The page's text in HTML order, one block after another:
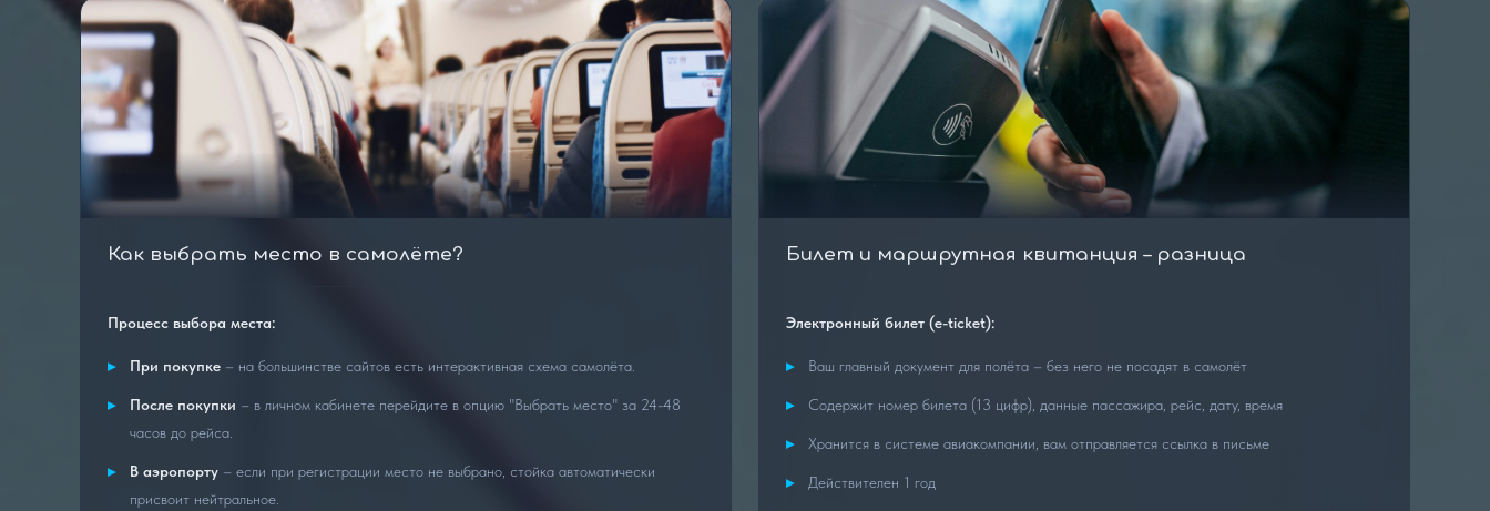
Как выбрать место в самолёте?
Процесс выбора места:
При покупке – на большинстве сайтов есть интерактивная схема самолёта.
После покупки – в личном кабинете перейдите в опцию "Выбрать место" за 24-48
часов до рейса.
В аэропорту – если при регистрации место не выбрано, стойка автоматически
присвоит нейтральное.
Билет и маршрутная квитанция – разница
Электронный билет (e-ticket):
Ваш главный документ для полёта – без него не посадят в самолёт
Содержит номер билета (13 цифр), данные пассажира, рейс, дату, время
Хранится в системе авиакомпании, вам отправляется ссылка в письме
Действителен 1 год